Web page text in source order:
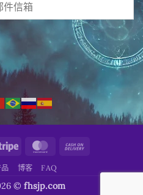
Stripe MasterCard
Delivery
品 博客 FAQ
© fhsjp.com